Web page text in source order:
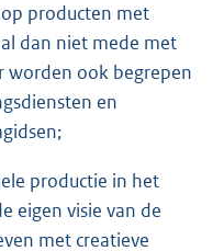
producten met
dan niet mede met
worden ook begrepen
en
productie in het
eigen visie van de
met creatieve